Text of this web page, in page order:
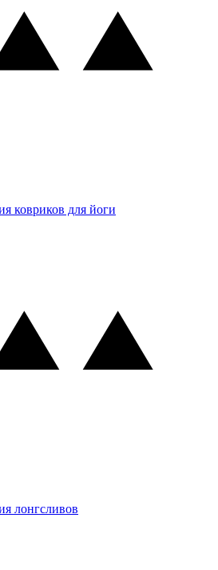
ковриков для йоги
лонгсливов